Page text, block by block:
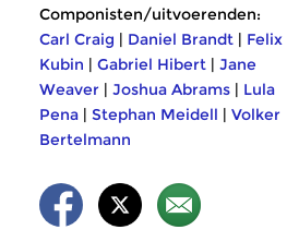
Componisten/uitvoerenden:
Carl Craig | Daniel Brandt | Felix
Kubin | Gabriel Hibert | Jane
Weaver | Joshua Abrams | Lula
Pena | Stephan Meidell | Volker
Bertelmann